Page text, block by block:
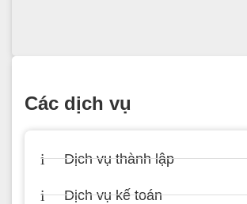
Các dịch vụ
Dịch vụ thành lập
Dịch vụ kế toán